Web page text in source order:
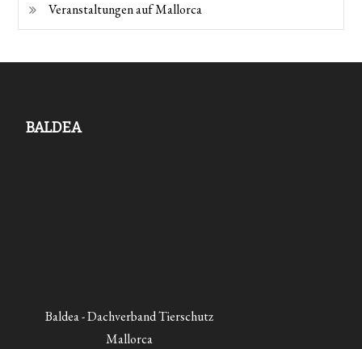
Veranstaltungen auf Mallorca
BALDEA
Baldea - Dachverband Tierschutz
Mallorca